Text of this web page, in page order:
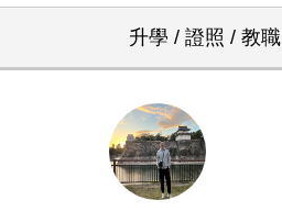
升學 / 證照 / 教職